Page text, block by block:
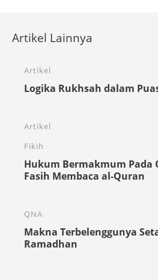
Artikel Lainnya
Artikel
Logika Rukhsah dalam
Artikel
Fikih
Hukum Bermakmum Pada
Fasih Membaca al-Quran
QNA
Makna Terbelenggunya
Ramadhan